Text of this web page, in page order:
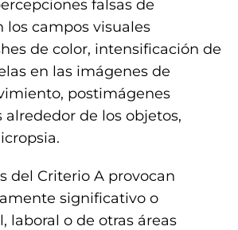
falsas de
campos visuales
de color, intensificación de
en las imágenes de
postimágenes
alrededor de los objetos,
del Criterio A provocan
significativo o
laboral o de otras áreas